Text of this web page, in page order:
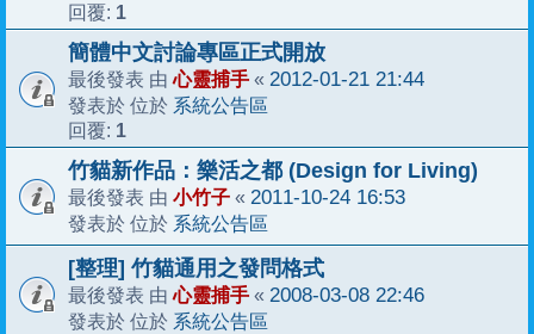
回覆: 1
簡體中文討論專區正式開放
最後發表 由心靈捕手 « 2012-01-21 21:44
發表於 位於 系統公告區
回覆: 1
竹貓新作品：樂活之都 (Design for Living)
最後發表 由 小竹子 « 2011-10-24 16:53
發表於 位於 系統公告區
[整理] 竹貓通用之發問格式
最後發表 由心靈捕手 « 2008-03-08 22:46
發表於 位於 系統公告區